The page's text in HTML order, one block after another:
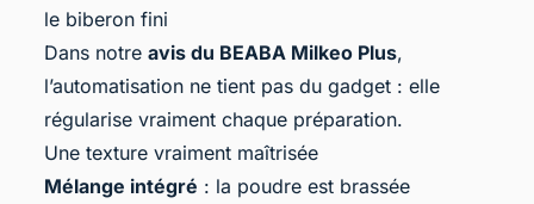
le biberon fini
Dans notre avis du BEABA Milkeo Plus,
l’automatisation ne tient pas du gadget : elle
régularise vraiment chaque préparation.
Une texture vraiment maîtrisée
Mélange intégré : la poudre est brassée